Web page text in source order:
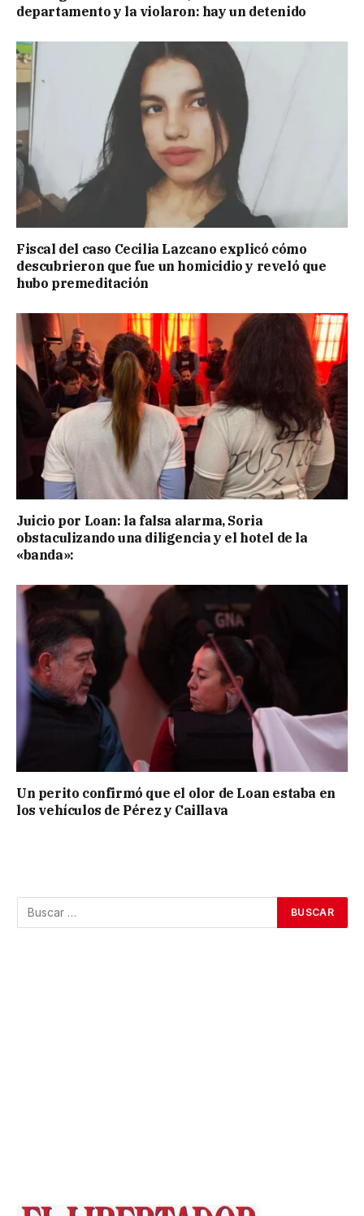
departamento y la violaron: hay un detenido
Fiscal del caso Cecilia Lazcano explicó cómo
descubrieron que fue un homicidio y reveló que
hubo premeditación
Juicio por Loan: la falsa alarma, Soria
obstaculizando una diligencia y el hotel de la
«banda»:
Un perito confirmó que el olor de Loan estaba en
los vehículos de Pérez y Caillava